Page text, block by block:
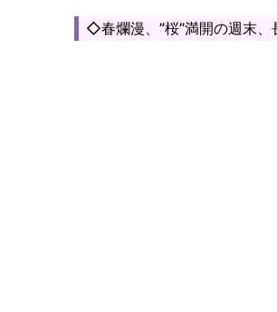
◇春爛漫、”桜”満開の週末、